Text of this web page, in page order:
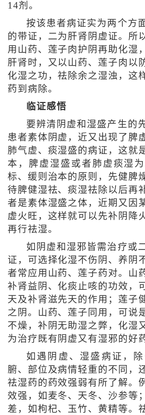
14剂。
按该患者病证实为两个方
的带证，二为肝肾阴虚证。所
用山药、莲子肉护阴再助化湿
肝肾时，又以山药、莲子肉以
化湿之功，祛除余之湿浊，这
药到病除。
临证感悟
要辨清阴虚和湿盛产生的
患者素体阴虚，近又出现了脾
肺气虚、痰湿盛的病证，这就
本，脾虚湿盛或者肺虚痰湿
标、缓则治本的原则，先健脾
待脾健湿祛、痰湿祛除以后再
者是素体湿盛之体，近期又因
虚火旺，这样就可以先补阴降
再行祛湿。
如阴虚和湿邪皆需治疗或
证，可选择化湿不伤阴、养阴
者常应用山药、莲子药对。山
补肾益阴、化痰止咳的功效，
天及补肾滋先天的作用；莲子
之阴。山药、莲子同用，可说
不燥，补阴无助湿之弊，化湿
为治疗既有阴虚又有湿邪的好
如遇阴虚、湿盛病证，
腑、部位及病情轻重的不同，
祛湿药的药效强弱有所了解。
效强，如麦冬、天冬、沙参等
差，如枸杞、玉竹、黄精等。